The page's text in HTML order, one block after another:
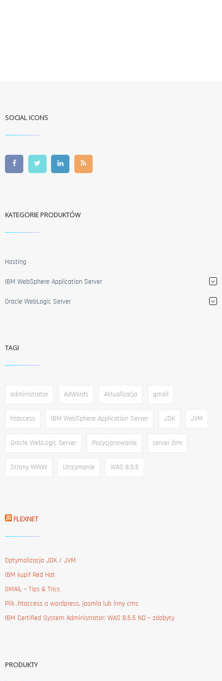
SOCIAL ICONS
KATEGORIE PRODUKTÓW
Hosting
IBM WebSphere Application Server
Oracle WebLogic Server
TAGI
administrator AdWords Aktualizacja gmail
htaccess IBM WebSphere Application Server JDK JVM
Oracle WebLogic Server Pozycjonowanie server ibm
Strony WWW Utrzymanie WAS 8.5.5
FLEXNET
Optymalizacja JDK / JVM
IBM kupił Red Hat
GMAIL – Tips & Trics
Plik .htaccess a wordpress, joomla lub inny cms
IBM Certified System Administrator: WAS 8.5.5 ND – zdobyty
PRODUKTY